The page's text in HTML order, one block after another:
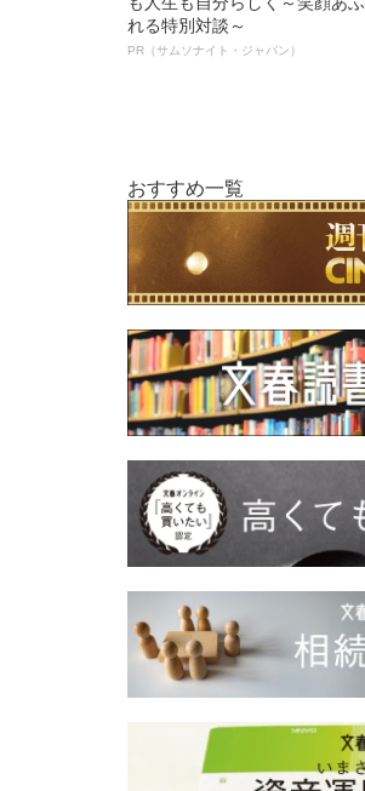
れる特別対談～
PR（サムソナイト・ジャパン）
おすすめ一覧